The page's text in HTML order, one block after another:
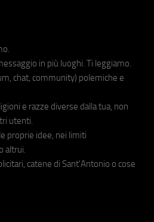
in più luoghi. Ti leggiamo.
chat, community) polemiche e
e razze diverse dalla tua, non
utenti.
proprie idee, nei limiti
altrui.
catene di Sant'Antonio o cose